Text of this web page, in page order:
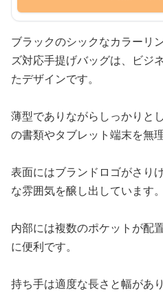
ブラックのシックなカラーリ
ズ対応手提げバッグは、ビジ
たデザインです。
薄型でありながらしっかりと
の書類やタブレット端末を無
表面にはブランドロゴがさり
な雰囲気を醸し出しています。
内部には複数のポケットが配
に便利です。
持ち手は適度な長さと幅があ